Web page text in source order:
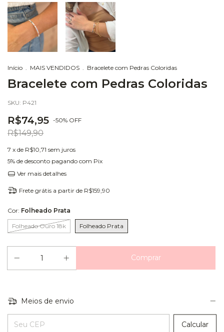
Início . MAIS VENDIDOS . Bracelete com Pedras Coloridas
Bracelete com Pedras Coloridas
SKU: P421
R$74,95 -50% OFF
R$149,90
7 x de R$10,71 sem juros
5% de desconto pagando com Pix
Ver mais detalhes
Frete grátis a partir de R$159,90
Cor: Folheado Prata
Folheado Ouro 18k Folheado Prata
Meios de envio
Entregas para o CEP:
Calcular